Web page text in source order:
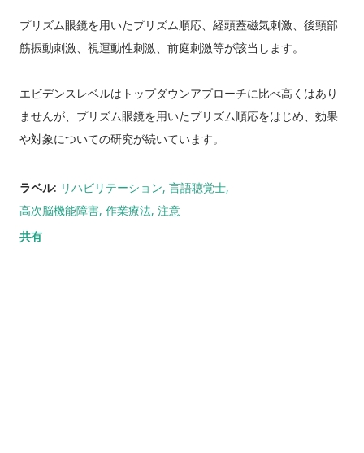
プリズム眼鏡を用いたプリズム順応、経頭蓋磁気刺激、後頸部
筋振動刺激、視運動性刺激、前庭刺激等が該当します。
エビデンスレベルはトップダウンアプローチに比べ高くはあり
ませんが、プリズム眼鏡を用いたプリズム順応をはじめ、効果
や対象についての研究が続いています。
ラベル: リハビリテーション 言語聴覚士
高次脳機能障害 作業療法 注意
共有